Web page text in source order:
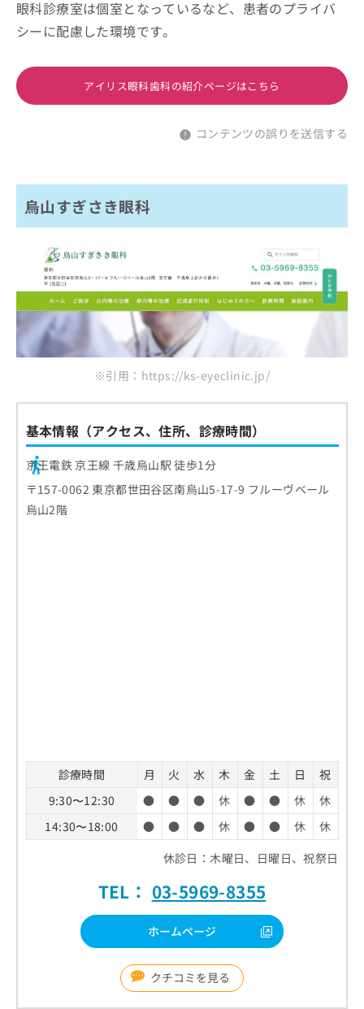
眼科診療室は個室となっているなど、患者のプライバ
シーに配慮した環境です。
アイリス眼科歯科の紹介ページはこちら
コンテンツの誤りを送信する
烏山すぎさき眼科
※引用：https://ks-eyeclinic.jp/
基本情報（アクセス、住所、診療時間）
京王電鉄 京王線 千歳烏山駅 徒歩1分
〒157-0062 東京都世田谷区南烏山5-17-9 フルーヴベール
烏山2階
診療時間 月 火 水 木 金 土 日
祝
9:30〜12:30
● ● ● 休 ● ● 休
休
14:30〜18:00
● ● ● 休 ● ● 休
休
休診日：木曜日、日曜日、祝祭日
TEL： 03-5969-8355
ホームページ
クチコミを見る